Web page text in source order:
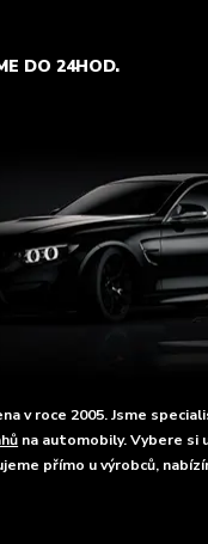
DO 24HOD.
v roce 2005. Jsme
na automobily. Vybere si
přímo u výrobců,